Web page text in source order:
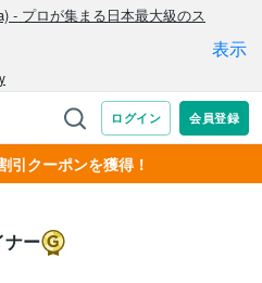
引クーポンを獲得！
ナー